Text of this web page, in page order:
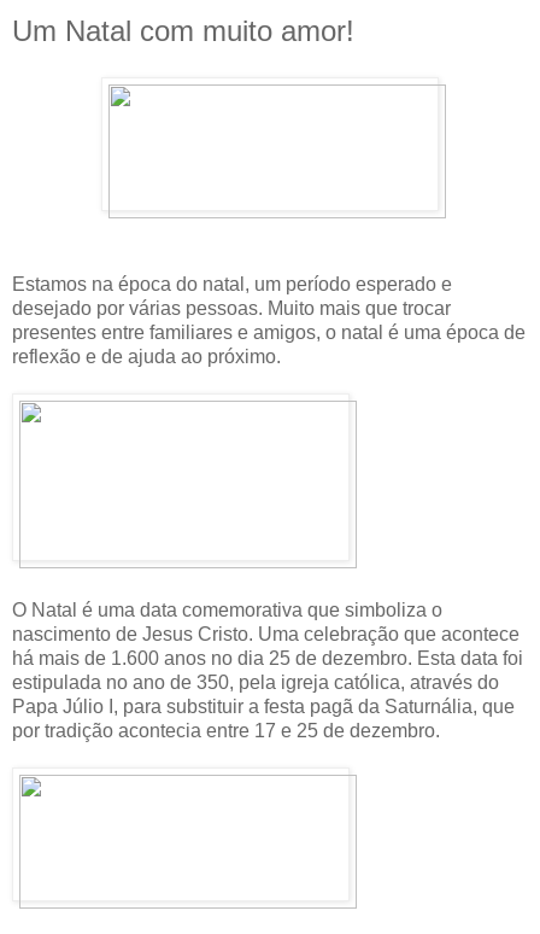
Um Natal com muito amor!
Estamos na época do natal, um período esperado e
desejado por várias pessoas. Muito mais que trocar
presentes entre familiares e amigos, o natal é uma época de
reflexão e de ajuda ao próximo.
O Natal é uma data comemorativa que simboliza o
nascimento de Jesus Cristo. Uma celebração que acontece
há mais de 1.600 anos no dia 25 de dezembro. Esta data foi
estipulada no ano de 350, pela igreja católica, através do
Papa Júlio I, para substituir a festa pagã da Saturnália, que
por tradição acontecia entre 17 e 25 de dezembro.